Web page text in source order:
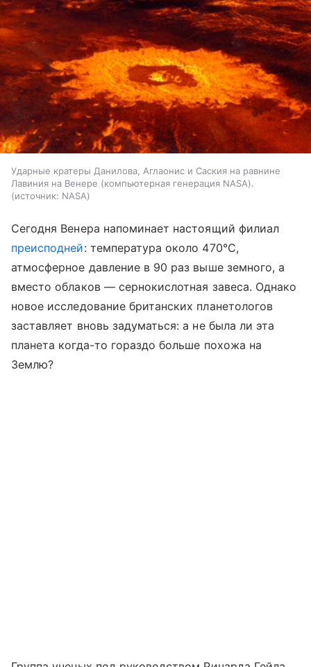
Ударные кратеры Данилова, Аглаонис и Саския на равнине
Лавиния на Венере (компьютерная генерация NASA).
источник: NASA
Сегодня Венера напоминает настоящий филиал
преисподней: температура около 470°C,
атмосферное давление в 90 раз выше земного, а
вместо облаков — сернокислотная завеса. Однако
новое исследование британских планетологов
заставляет вновь задуматься: а не была ли эта
планета когда-то гораздо больше похожа на
Землю?